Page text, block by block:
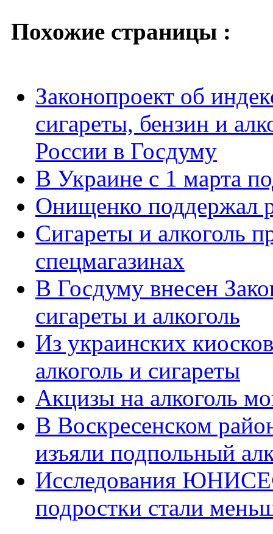
Похожие страницы :
Законопроект об
сигареты, бензин и
России в Госдуму
В Украине с 1 марта
Онищенко поддержал
Сигареты и алкоголь
спецмагазинах
В Госдуму внесен
сигареты и алкоголь
Из украинских
алкоголь и сигареты
Акцизы на алкоголь
В Воскресенском
изъяли подпольный
Исследования
подростки стали